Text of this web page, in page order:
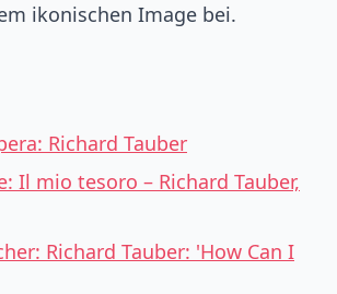
ikonischen Image bei.
Richard Tauber
Il mio tesoro – Richard Tauber,
Richard Tauber: 'How Can I